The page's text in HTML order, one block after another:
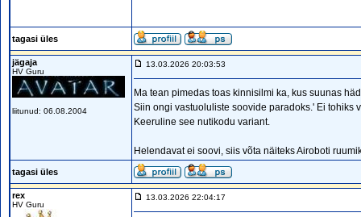
tagasi üles
jägaja
HV Guru
liitunud: 06.08.2004
13.03.2026 20:03:53
Ma tean pimedas toas kinnisilmi ka, kus suunas
Siin ongi vastuoluliste soovide paradoks.' Ei tohiks
Keeruline see nutikodu variant.
Helendavat ei soovi, siis võta näiteks Airoboti
tagasi üles
rex
HV Guru
13.03.2026 22:04:17